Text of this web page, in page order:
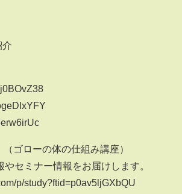
介
ゴローの体の仕組み講座）
やセミナー情報をお届けします。
p/study?ftid=p0av5ljGXbQU